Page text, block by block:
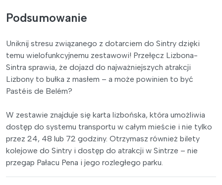
Podsumowanie
Uniknij stresu związanego z dotarciem do Sintry dzięki
temu wielofunkcyjnemu zestawowi! Przełęcz Lizbona-
Sintra sprawia, że dojazd do najważniejszych atrakcji
Lizbony to bułka z masłem – a może powinien to być
Pastéis de Belém?
W zestawie znajduje się karta lizbońska, która umożliwia
dostęp do systemu transportu w całym mieście i nie tylko
przez 24, 48 lub 72 godziny. Otrzymasz również bilety
kolejowe do Sintry i dostęp do atrakcji w Sintrze – nie
przegap Pałacu Pena i jego rozległego parku.